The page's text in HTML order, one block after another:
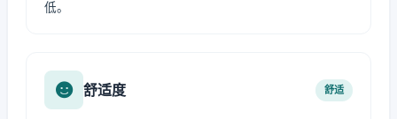
低。
舒适度 舒适